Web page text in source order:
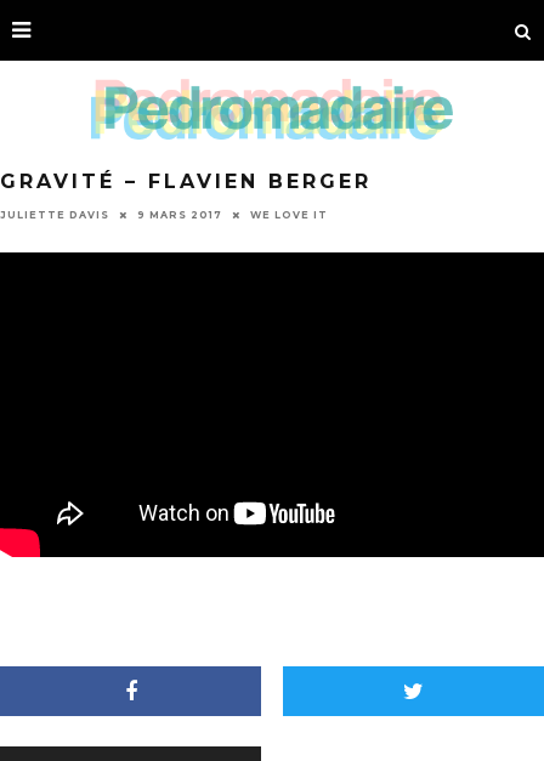
GRAVITÉ – FLAVIEN BERGER
JULIETTE DAVIS 9 MARS 2017 WE LOVE IT